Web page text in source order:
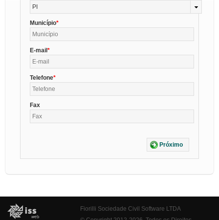
PI
Município
E-mail
Telefone
Fax
Próximo
Fiorilli Sociedade Civil Software LTDA